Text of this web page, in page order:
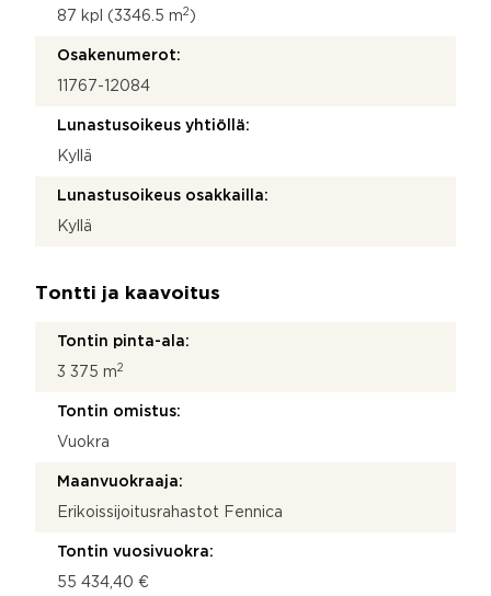
87 kpl (3346.5 m2 )
Osakenumerot:
11767-12084
Lunastusoikeus yhtiöllä:
Kyllä
Lunastusoikeus osakkailla:
Kyllä
Tontti ja kaavoitus
Tontin pinta-ala:
3 375 m2
Tontin omistus:
Vuokra
Maanvuokraaja:
Erikoissijoitusrahastot Fennica
Tontin vuosivuokra:
55 434,40 €